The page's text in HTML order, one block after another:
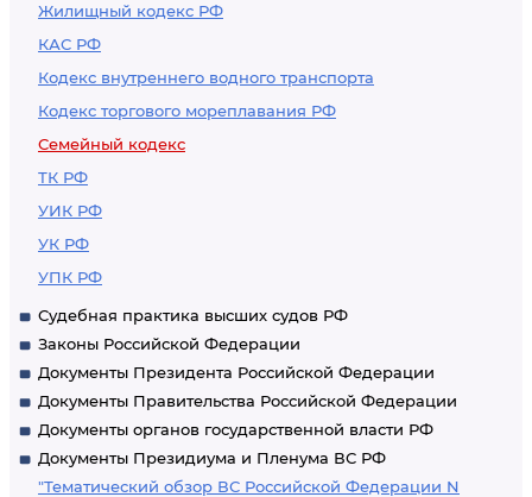
Жилищный кодекс РФ
КАС РФ
Кодекс внутреннего водного транспорта
Кодекс торгового мореплавания РФ
Семейный кодекс
ТК РФ
УИК РФ
УК РФ
УПК РФ
Судебная практика высших судов РФ
Законы Российской Федерации
Документы Президента Российской Федерации
Документы Правительства Российской Федерации
Документы органов государственной власти РФ
Документы Президиума и Пленума ВС РФ
"Тематический обзор ВС Российской Федерации N